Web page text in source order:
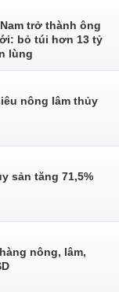
trở thành ông
bỏ túi hơn 13 tỷ
lùng
nông lâm thủy
sản tăng 71,5%
nông, lâm,